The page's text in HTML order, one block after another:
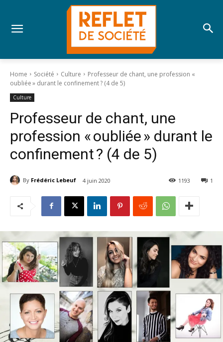
Home Société Culture
Professeur de chant, une profession «
oubliée » durant le confinement ? (4 de 5)
Culture
Professeur de chant, une
profession « oubliée » durant le
confinement ? (4 de 5)
By Frédéric Lebeuf 4 juin 2020 1
1193